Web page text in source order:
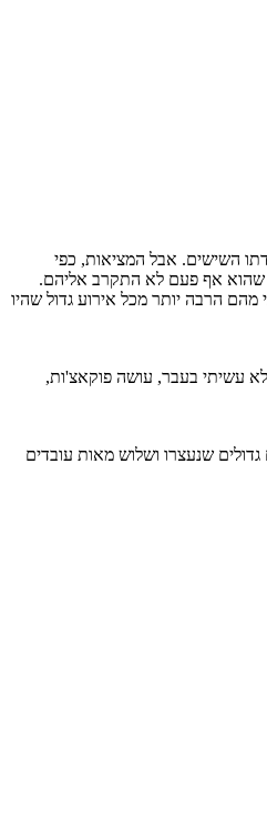
השישים. אבל המציאות, כפי
שהוא אף פעם לא התקרב אליהם.
מהם הרבה יותר מכל אירוע גדול שהיו
עשיתי בעבר, עושה פוקאצ'ות,
תפסה אותי עם עסקים גדולים שנעצרו ושלוש מאות עובדים